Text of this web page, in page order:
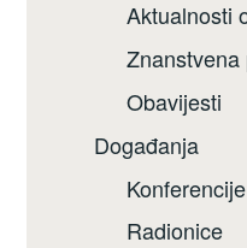
Aktualnosti
Obavijesti
Događanja
Konferencije
Radionice